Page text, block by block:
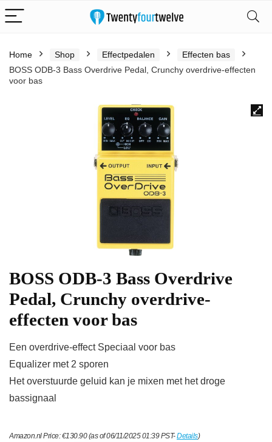
Home Shop Effectpedalen
Effecten bas
BOSS ODB-3 Bass Overdrive Pedal, Crunchy overdrive-effecten
voor bas
BOSS ODB-3 Bass Overdrive
Pedal, Crunchy overdrive-
effecten voor bas
Een overdrive-effect Speciaal voor bas
Equalizer met 2 sporen
Het overstuurde geluid kan je mixen met het droge
bassignaal
Amazon.nl Price:€130.90(as of 06/11/2025 01:39 PST-Details)